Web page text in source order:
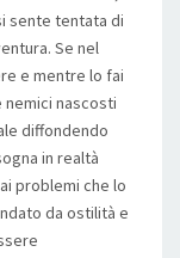
sente tentata di
Se nel
e mentre lo fai
nascosti
diffondendo
in realtà
problemi che lo
da ostilità e